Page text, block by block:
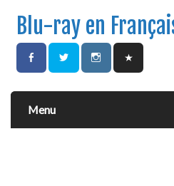
Blu-ray en
Menu